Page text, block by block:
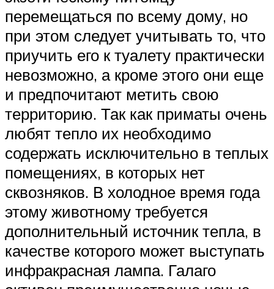
перемещаться по всему дому, но
при этом следует учитывать то, что
приучить его к туалету практически
невозможно, а кроме этого они еще
и предпочитают метить свою
территорию. Так как приматы очень
любят тепло их необходимо
содержать исключительно в теплых
помещениях, в которых нет
сквозняков. В холодное время года
этому животному требуется
дополнительный источник тепла, в
качестве которого может выступать
инфракрасная лампа. Галаго